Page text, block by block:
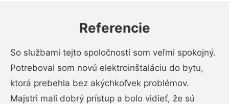
Referencie
So službami tejto spoločnosti som veľmi spokojný.
Potreboval som novú elektroinštaláciu do bytu,
ktorá prebehla bez akýchkoľvek problémov.
Majstri mali dobrý prístup a bolo vidieť, že sú